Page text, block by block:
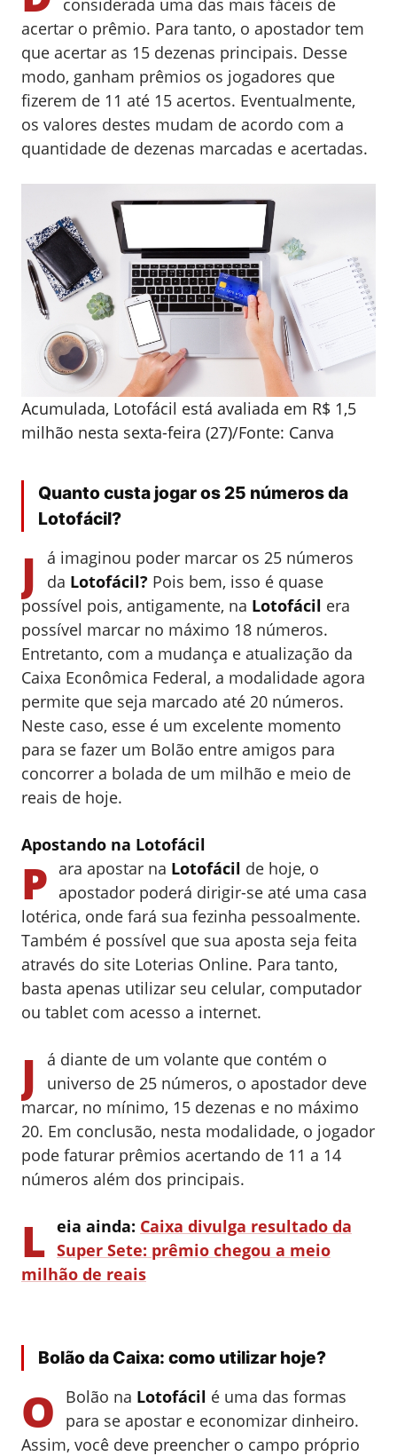
acertar o prêmio. Para tanto, o apostador tem
que acertar as 15 dezenas principais. Desse
modo, ganham prêmios os jogadores que
fizerem de 11 até 15 acertos. Eventualmente,
os valores destes mudam de acordo com a
quantidade de dezenas marcadas e acertadas.
Acumulada, Lotofácil está avaliada em R$ 1,5
milhão nesta sexta-feira (27)/Fonte: Canva
Quanto custa jogar os 25 números da
Lotofácil?
J
á imaginou poder marcar os 25 números
da Lotofácil? Pois bem, isso é quase
possível pois, antigamente, na Lotofácil era
possível marcar no máximo 18 números.
Entretanto, com a mudança e atualização da
Caixa Econômica Federal, a modalidade agora
permite que seja marcado até 20 números.
Neste caso, esse é um excelente momento
para se fazer um Bolão entre amigos para
concorrer a bolada de um milhão e meio de
reais de hoje.
Apostando na Lotofácil
P ara apostar na Lotofácil de hoje, o
apostador poderá dirigir-se até uma casa
lotérica, onde fará sua fezinha pessoalmente.
Também é possível que sua aposta seja feita
através do site Loterias Online. Para tanto,
basta apenas utilizar seu celular, computador
ou tablet com acesso a internet.
J
á diante de um volante que contém o
universo de 25 números, o apostador deve
marcar, no mínimo, 15 dezenas e no máximo
20. Em conclusão, nesta modalidade, o jogador
pode faturar prêmios acertando de 11 a 14
números além dos principais.
L eia ainda: Caixa divulga resultado da
Super Sete: prêmio chegou a meio
milhão de reais
Bolão da Caixa: como utilizar hoje?
O Bolão na Lotofácil é uma das formas
para se apostar e economizar dinheiro.
Assim, você deve preencher o campo próprio